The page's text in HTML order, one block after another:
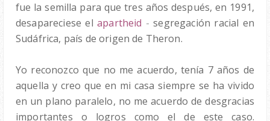
fue la semilla para que tres años después, en 1991,
desapareciese elapartheid -segregación racial en
Sudáfrica, país de origen de Theron.
Yo reconozco que no me acuerdo, tenía 7 años de
aquella y creo que en mi casa siempre se ha vivido
en un plano paralelo, no me acuerdo de desgracias
importantes o logros como el de este caso.